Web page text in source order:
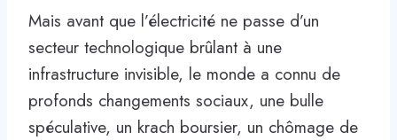
Mais avant que l’électricité ne passe d’un
secteur technologique brûlant à une
infrastructure invisible, le monde a connu de
profonds changements sociaux, une bulle
spéculative, un krach boursier, un chômage de